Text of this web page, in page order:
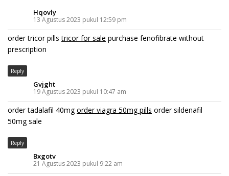
Hqovly
13 Agustus 2023 pukul 12:59 pm
order tricor pillstricor for sale purchase fenofibrate without
prescription
Reply
Gvjght
19 Agustus 2023 pukul 10:47 am
order tadalafil 40mgorder viagra 50mg pills order sildenafil
50mg sale
Reply
Bxgotv
21 Agustus 2023 pukul 9:22 am